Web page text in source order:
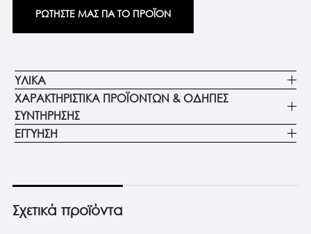
ΡΩΤΗΣΤΕ ΜΑΣ ΓΙΑ ΤΟ ΠΡΟΪΟΝ
ΥΛΙΚΑ
ΧΑΡΑΚΤΗΡΙΣΤΙΚΑ ΠΡΟΪΟΝΤΩΝ & ΟΔΗΓΙΕΣ
ΣΥΝΤΗΡΗΣΗΣ
ΕΓΓΥΗΣΗ
Σχετικά προϊόντα